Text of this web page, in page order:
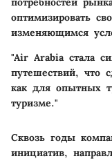
оптимизировать
изменяющимся
"Air Arabia стала
путешествий, что
как для опытных
туризме."
Сквозь годы
инициатив,